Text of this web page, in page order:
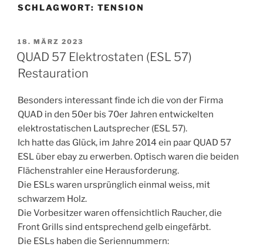
SCHLAGWORT: TENSION
VERÖFFENTLICHT
AM
18. MÄRZ 2023
QUAD 57 Elektrostaten (ESL 57)
Restauration
Besonders interessant finde ich die von der Firma
QUAD in den 50er bis 70er Jahren entwickelten
elektrostatischen Lautsprecher (ESL 57).
Ich hatte das Glück, im Jahre 2014 ein paar QUAD 57
ESL über ebay zu erwerben. Optisch waren die beiden
Flächenstrahler eine Herausforderung.
Die ESLs waren ursprünglich einmal weiss, mit
schwarzem Holz.
Die Vorbesitzer waren offensichtlich Raucher, die
Front Grills sind entsprechend gelb eingefärbt.
Die ESLs haben die Seriennummern: